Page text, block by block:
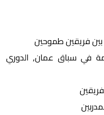
فريقين طموحين
في سباق عمان, الدوري